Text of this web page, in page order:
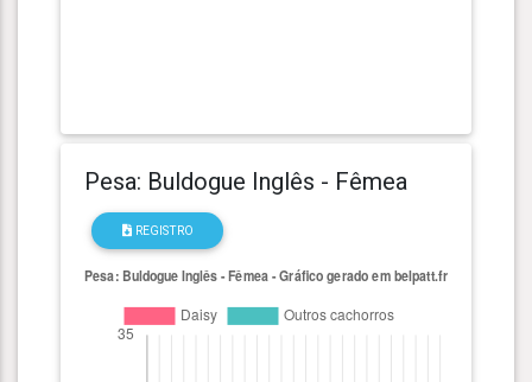
Pesa: Buldogue Inglês - Fêmea
REGISTRO